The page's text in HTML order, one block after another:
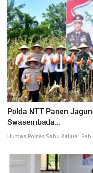
Polda NTT Panen
Swasembada...
Humas Polres Sabu Raijua Feb